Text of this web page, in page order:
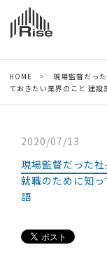
HOME > 現場監督だっ
ておきたい業界のこと 建設
2020/07/13
現場監督だった
就職のために知
語